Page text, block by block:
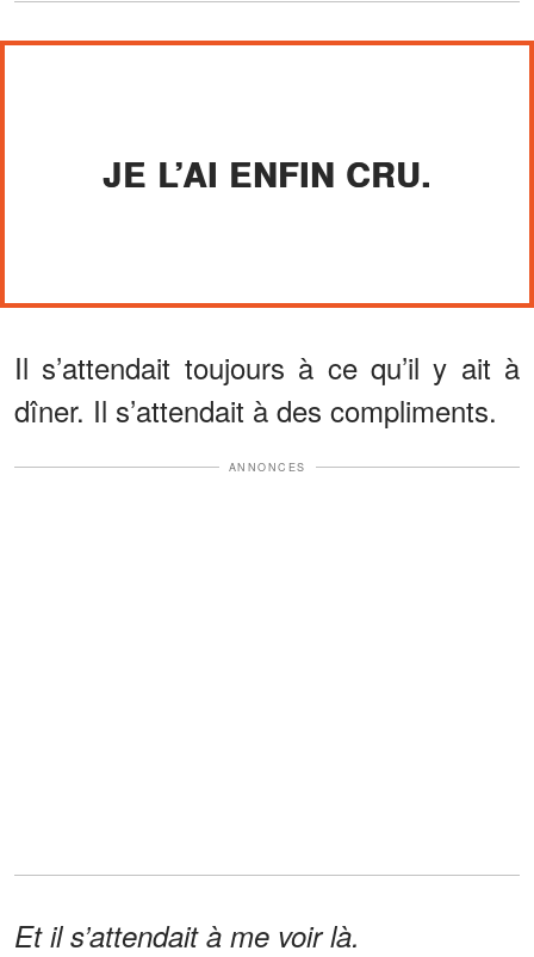
JE L’AI ENFIN CRU.
Il s’attendait toujours à ce qu’il y ait à
dîner. Il s’attendait à des compliments.
ANNONCES
Et il s’attendait à me voir là.